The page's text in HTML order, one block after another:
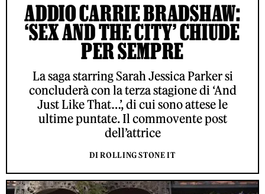
ADDIO CARRIE BRADSHAW:
‘SEX AND THE CITY’ CHIUDE
PER SEMPRE
La saga starring Sarah Jessica Parker si
concluderà con la terza stagione di ‘And
Just Like That…’, di cui sono attese le
ultime puntate. Il commovente post
dell’attrice
DI ROLLING STONE IT